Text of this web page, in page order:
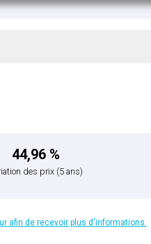
44,96 %
des prix (5 ans)
afin de recevoir plus d'informations.